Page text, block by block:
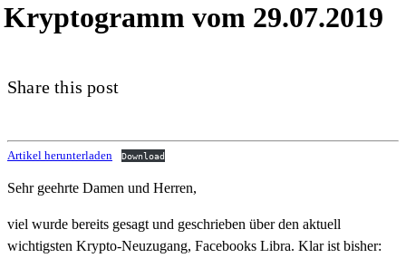
Kryptogramm vom 29.07.2019
Share this post
Artikel herunterladen Download
Sehr geehrte Damen und Herren,
viel wurde bereits gesagt und geschrieben über den aktuell
wichtigsten Krypto-Neuzugang, Facebooks Libra. Klar ist bisher: